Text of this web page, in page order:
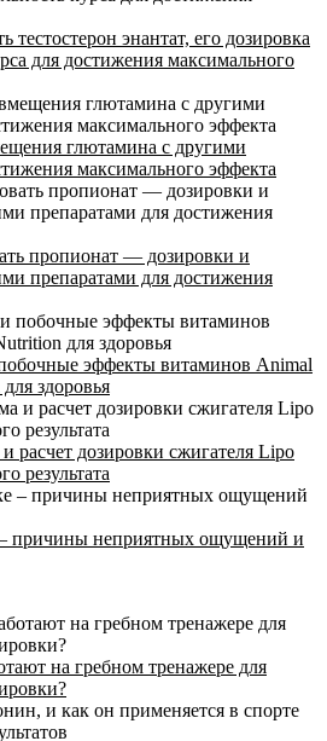
энантат, его дозировка
для достижения максимального
глютамина с другими
максимального эффекта
пропионат — дозировки и
препаратами для достижения
эффекты витаминов Animal
здоровья
расчет дозировки сжигателя Lipo
результата
– причины неприятных ощущений и
на гребном тренажере для